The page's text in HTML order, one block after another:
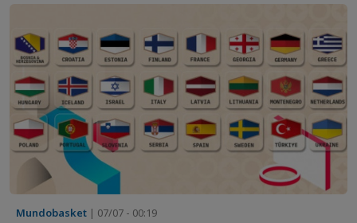
Mundobasket | 07/07 - 00:19